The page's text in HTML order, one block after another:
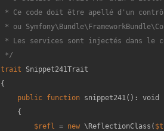
* Ce code doit être apellé d'un
* ou
* Les services sont injectés dans le
*/
trait
Snippet241Trait
{
public function snippet241( ): void
{
$refl = new \ReflectionClass(